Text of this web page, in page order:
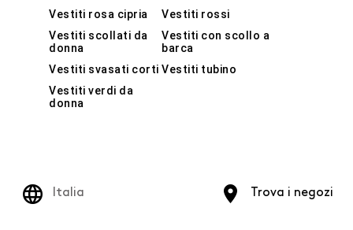
Vestiti rosa cipria
Vestiti rossi
Vestiti scollati da
donna
Vestiti con scollo a
barca
Vestiti svasati corti Vestiti tubino
Vestiti verdi da
donna
Trova i negozi
Italia